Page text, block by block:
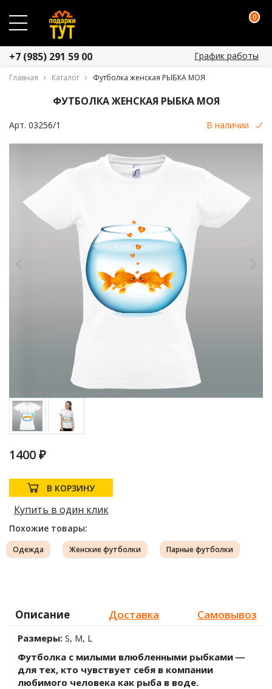
0
+7 (985) 291 59 00 График работы
Главная Каталог Футболка женская РЫБКА МОЯ
ФУТБОЛКА ЖЕНСКАЯ РЫБКА МОЯ
Арт. 03256/1 В наличии
1400 ₽
В КОРЗИНУ
Купить в один клик
Похожие товары:
Одежда Женские футболки Парные футболки
Описание Доставка Самовывоз
Размеры: S, M, L
Футболка с милыми влюбленными рыбками ―
для тех, кто чувствует себя в компании
любимого человека как рыба в воде.